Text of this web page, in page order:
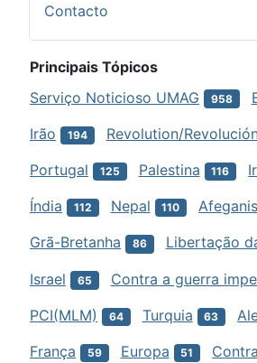
Contacto
Principais Tópicos
Serviço Noticioso UMAG
958
Irão 194 Revolution/
Portugal 125 Palestina 116
Índia 112 Nepal 110
Grã-Bretanha 86 Libertação
Israel 65 Contra a guerra
PCI(MLM) 64 Turquia 63
França 59 Europa 51